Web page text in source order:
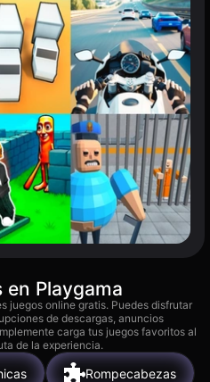
en Playgama
juegos online gratis. Puedes disfrutar
de descargas, anuncios
carga tus juegos favoritos al
de la experiencia.
Rompecabezas